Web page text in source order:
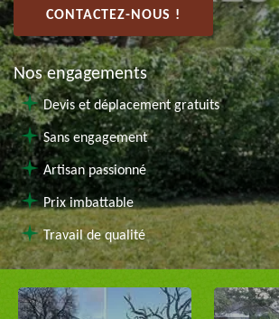
CONTACTEZ-NOUS !
Nos engagements
Devis et déplacement gratuits
Sans engagement
Artisan passionné
Prix imbattable
Travail de qualité